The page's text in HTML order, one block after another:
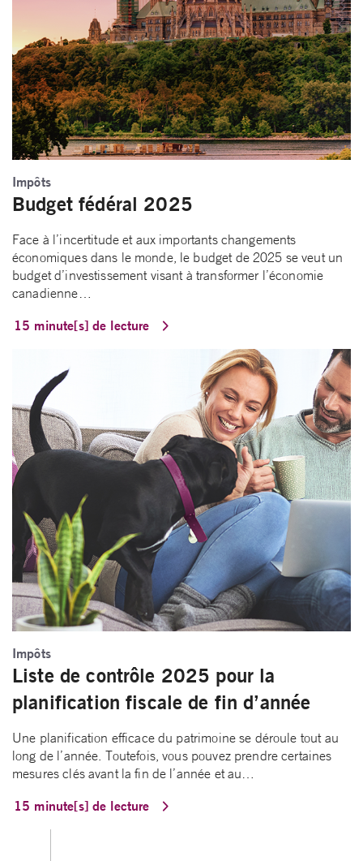
Impôts
Budget fédéral 2025
Face à l’incertitude et aux importants changements
économiques dans le monde, le budget de 2025 se veut un
budget d’investissement visant à transformer l’économie
canadienne…
15 minute[s] de lecture
Impôts
Liste de contrôle 2025 pour la
planification fiscale de fin d’année
Une planification efficace du patrimoine se déroule tout au
long de l’année. Toutefois, vous pouvez prendre certaines
mesures clés avant la fin de l’année et au…
15 minute[s] de lecture